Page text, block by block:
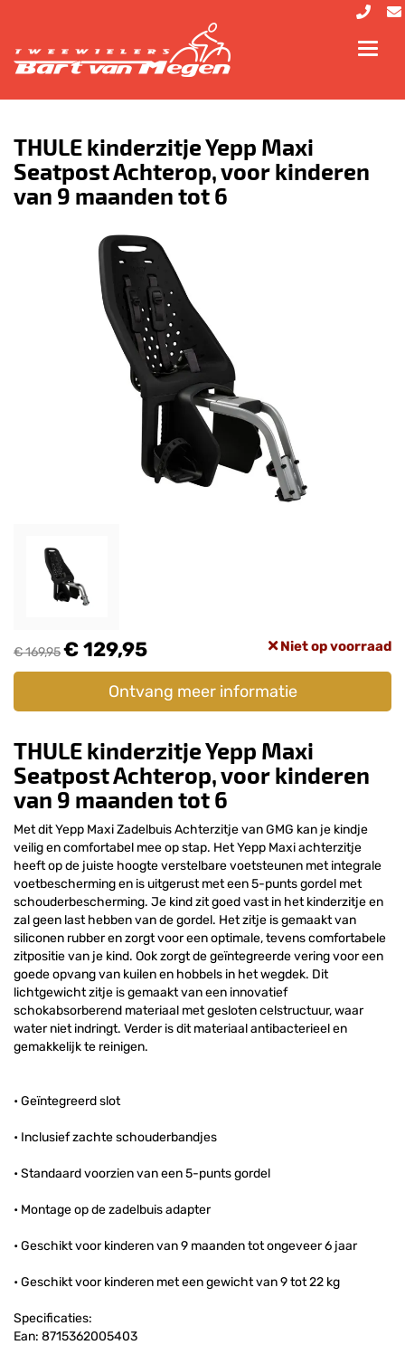
THULE kinderzitje Yepp Maxi
Seatpost Achterop, voor kinderen
van 9 maanden tot 6
€ 169,95€ 129,95 Niet op voorraad
Ontvang meer informatie
THULE kinderzitje Yepp Maxi
Seatpost Achterop, voor kinderen
van 9 maanden tot 6
Met dit Yepp Maxi Zadelbuis Achterzitje van GMG kan je kindje
veilig en comfortabel mee op stap. Het Yepp Maxi achterzitje
heeft op de juiste hoogte verstelbare voetsteunen met integrale
voetbescherming en is uitgerust met een 5-punts gordel met
schouderbescherming. Je kind zit goed vast in het kinderzitje en
zal geen last hebben van de gordel. Het zitje is gemaakt van
siliconen rubber en zorgt voor een optimale, tevens comfortabele
zitpositie van je kind. Ook zorgt de geïntegreerde vering voor een
goede opvang van kuilen en hobbels in het wegdek. Dit
lichtgewicht zitje is gemaakt van een innovatief
schokabsorberend materiaal met gesloten celstructuur, waar
water niet indringt. Verder is dit materiaal antibacterieel en
gemakkelijk te reinigen.
• Geïntegreerd slot
• Inclusief zachte schouderbandjes
• Standaard voorzien van een 5-punts gordel
• Montage op de zadelbuis adapter
• Geschikt voor kinderen van 9 maanden tot ongeveer 6 jaar
• Geschikt voor kinderen met een gewicht van 9 tot 22 kg
Specificaties:
Ean: 8715362005403